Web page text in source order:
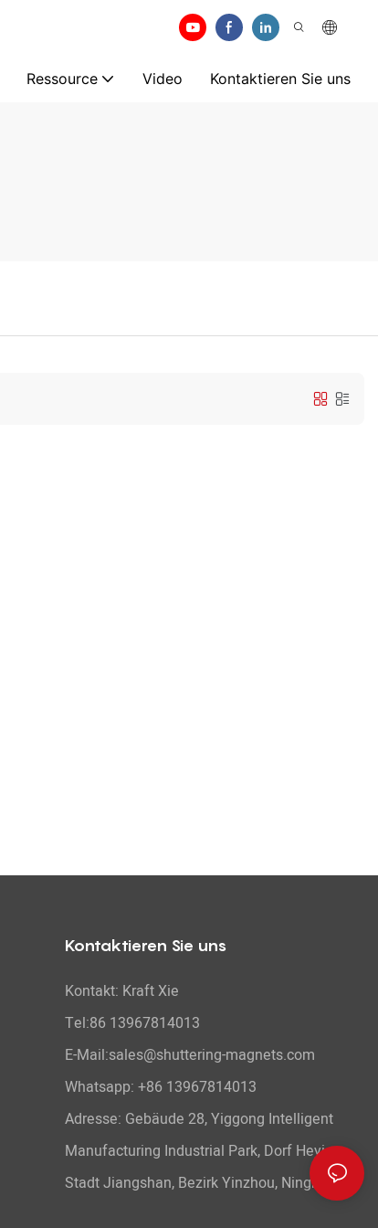
Ressource Video Kontaktieren Sie uns
Kontaktieren Sie uns
Kontakt: Kraft Xie
Tel:86 13967814013
E-Mail:sales@shuttering-magnets.com
Whatsapp: +86 13967814013
Adresse: Gebäude 28, Yiggong Intelligent
Manufacturing Industrial Park, Dorf Heyi,
Stadt Jiangshan, Bezirk Yinzhou, Ningbo